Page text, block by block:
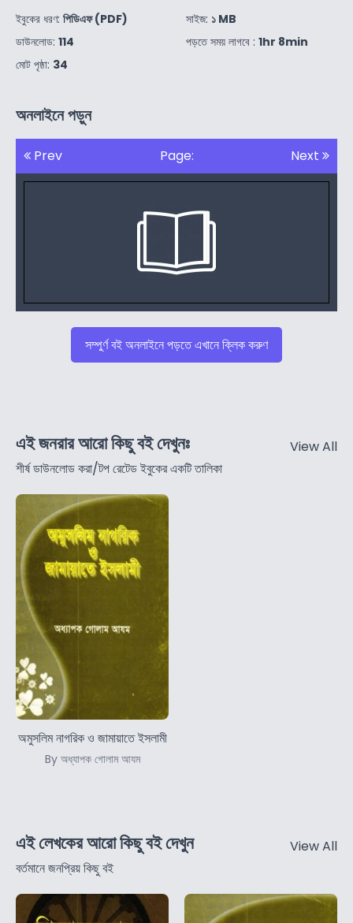
ইবুকের ধরণ: পিডিএফ (PDF)
ডাউনলোড: 114
মোট পৃষ্ঠা: 34
সাইজ: ১ MB
পড়তে সময় লাগবে : 1hr 8min
অনলাইনে পড়ুন
Prev Page: Next
সম্পুর্ণ বই অনলাইনে পড়তে এখানে ক্লিক করুণ
এই জনরার আরো কিছু বই দেখুনঃ
শীর্ষ ডাউনলোড করা/টপ রেটেড ইবুকের একটি তালিকা
View All
অমুসলিম নাগরিক ও জামায়াতে ইসলামী
By অধ্যাপক গোলাম আযম
এই লেখকের আরো কিছু বই দেখুন
বর্তমানে জনপ্রিয় কিছু বই
View All